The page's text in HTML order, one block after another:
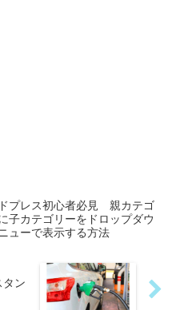
プレス初心者必見 親カテゴ
子カテゴリーをドロップダウ
ューで表示する方法
タン